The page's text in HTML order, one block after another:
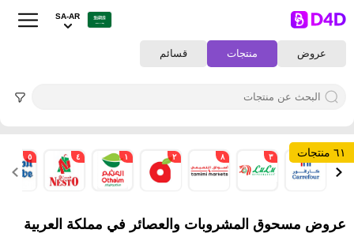
عروض منتجات قسائم
SA-AR
٦١ منتجات ٢ ٣ ٨ ٢ ١ ٤ ٥
عروض مسحوق المشروبات والعصائر في مملكة العربية